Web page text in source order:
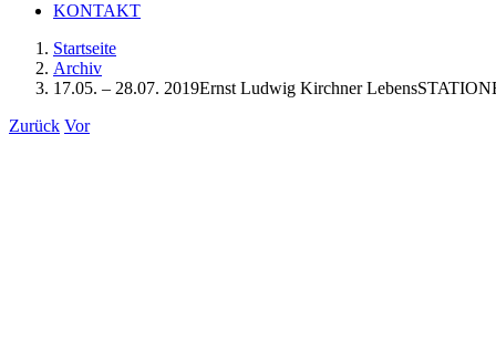
KONTAKT
Startseite
Archiv
17.05. – 28.07. 2019Ernst Ludwig Kirchner
Zurück Vor